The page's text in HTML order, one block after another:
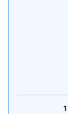
1